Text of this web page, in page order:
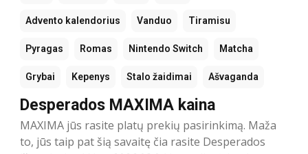
Advento kalendorius Vanduo Tiramisu
Pyragas Romas Nintendo Switch Matcha
Grybai Kepenys Stalo žaidimai Ašvaganda
Desperados MAXIMA kaina
MAXIMA jūs rasite platų prekių pasirinkimą. Maža
to, jūs taip pat šią savaitę čia rasite Desperados